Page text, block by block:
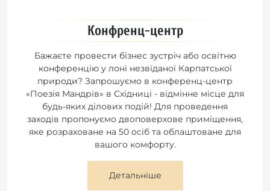
Конфренц-центр
Бажаєте провести бізнес зустріч або освітню
конференцію у лоні незвіданої Карпатської
природи? Запрошуємо в конференц-центр
«Поезія Мандрів» в Східниці - відмінне місце для
будь-яких ділових подій! Для проведення
заходів пропонуємо двоповерхове приміщення,
яке розраховане на 50 осіб та облаштоване для
вашого комфорту.
Детальніше